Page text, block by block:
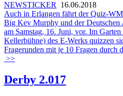
NEWSTICKER
16.06.2018
Auch in Erlangen fährt der Quiz-
Big Kev Murphy und der
am Samstag, 16. Juni, vor. Im
Kellerbühne) des E-Werks quizzen
Fragerunden mit je 10 Fragen durch
>>
Derby 2.017